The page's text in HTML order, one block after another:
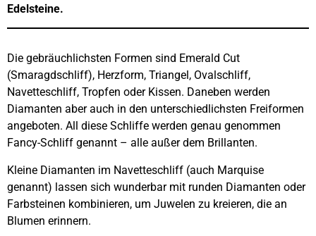
Edelsteine.
Die gebräuchlichsten Formen sind Emerald Cut
(Smaragdschliff), Herzform, Triangel, Ovalschliff,
Navetteschliff, Tropfen oder Kissen. Daneben werden
Diamanten aber auch in den unterschiedlichsten Freiformen
angeboten. All diese Schliffe werden genau genommen
Fancy-Schliff genannt – alle außer dem Brillanten.
Kleine Diamanten im Navetteschliff (auch Marquise
genannt) lassen sich wunderbar mit runden Diamanten oder
Farbsteinen kombinieren, um Juwelen zu kreieren, die an
Blumen erinnern.